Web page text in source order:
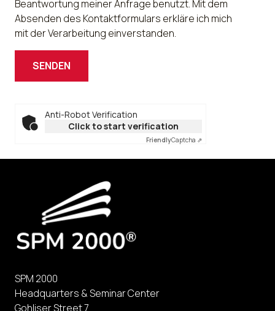
Beantwortung meiner Anfrage benutzt. Mit dem
Absenden des Kontaktformulars erkläre ich mich
mit der Verarbeitung einverstanden.
Anti-Robot Verification
Click to start verification
FriendlyCaptcha ⇗
SPM 2000
Headquarters & Seminar Center
Gohliser Street 7